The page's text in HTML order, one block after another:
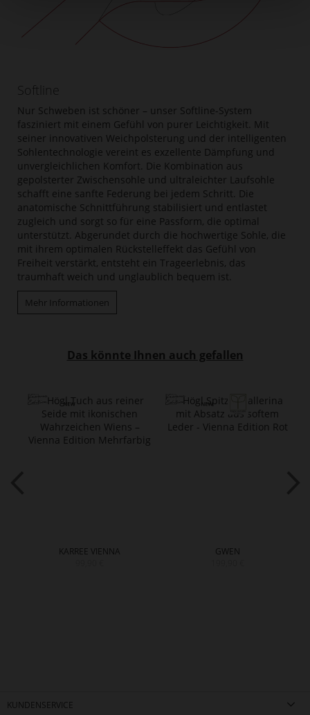
Softline
Nur Schweben ist schöner – unser Softline-System
fasziniert mit einem Gefühl von purer Leichtigkeit. Mit
seiner innovativen Weichpolsterung und der intelligenten
Sohlentechnologie vereint es exzellente Dämpfung und
unvergleichlichen Komfort. Die Kombination aus
gepolsterter Zwischensohle und ultraleichter Laufsohle
schafft eine sanfte Federung bei jedem Schritt. Die
anatomische Schnittführung stabilisiert und entlastet
zugleich und sorgt so für eine Passform, die optimal
unterstützt. Abgerundet durch die hochwertige Sohle, die
mit ihrem optimalen Rückstelleffekt das Gefühl von
Freiheit verstärkt, entsteht ein Trageerlebnis, das
traumhaft weich und unglaublich bequem ist.
Mehr Informationen
Das könnte Ihnen auch gefallen
KARREE VIENNA
GWEN
KUNDENSERVICE